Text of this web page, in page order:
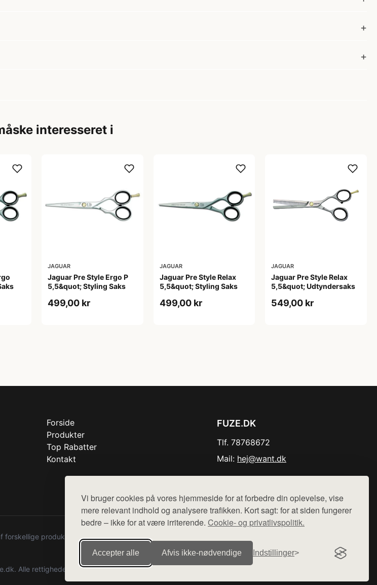
Vi bruger cookies på vores hjemmeside for at forbedre din oplevelse, vise
mere relevant indhold og analysere trafikken. Kort sagt: for at siden fungerer
bedre – ikke for at være irriterende. Cookie- og privatlivspolitik.
Accepter alle Afvis ikke‑nødvendige Indstillinger
interesseret i
JAGUAR
Jaguar Pre Style Ergo P
5,5&quot; Styling Saks
499,00 kr
JAGUAR
Jaguar Pre Style Relax
5,5&quot; Styling Saks
499,00 kr
JAGUAR
Jaguar Pre Style Relax
5,5&quot; Udtyndersaks
549,00 kr
Forside
Produkter
Top Rabatter
Kontakt
FUZE.DK
Tlf. 78768672
Mail: hej@want.dk
produkter fra diverse webshops. Der sælges ikke varer fra denne side - vi henviser til de shops,
Alle rettigheder forbeholdes.